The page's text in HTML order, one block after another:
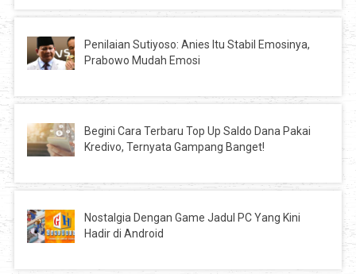
Penilaian Sutiyoso: Anies Itu Stabil Emosinya,
Prabowo Mudah Emosi
Begini Cara Terbaru Top Up Saldo Dana Pakai
Kredivo, Ternyata Gampang Banget!
Nostalgia Dengan Game Jadul PC Yang Kini
Hadir di Android